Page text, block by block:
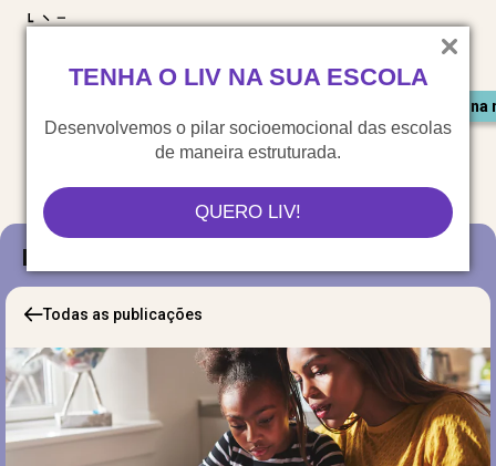
TENHA O LIV NA SUA ESCOLA
Desenvolvemos o pilar socioemocional das escolas
de maneira estruturada.
QUERO LIV!
Saiu
Blog
Todas as publicações